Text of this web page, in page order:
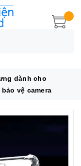
dành cho
vệ camera